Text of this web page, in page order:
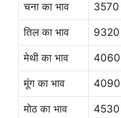
चना का भाव 3570
तिल का भाव
मेथी का भाव
मूंग का भाव
मोठ का भाव